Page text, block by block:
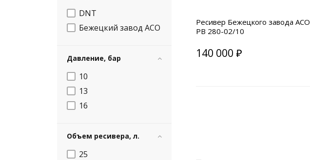
DNT
Бежецкий завод АСО
Давление, бар
10
13
16
Объем ресивера, л.
25
Ресивер Бежецкого завода АСО
РВ 280-02/10
140 000 ₽